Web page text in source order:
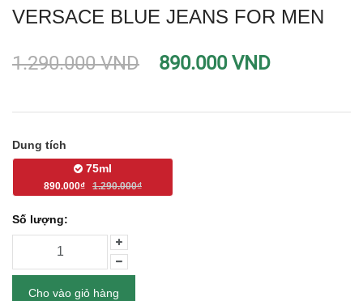
VERSACE BLUE JEANS FOR MEN
1.290.000 VND 890.000 VND
Dung tích
75ml
890.000₫ 1.290.000₫
Số lượng:
Cho vào giỏ hàng